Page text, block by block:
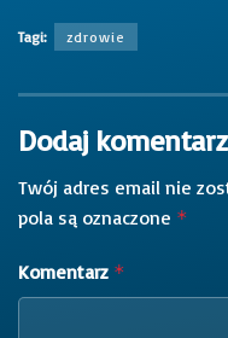
Tagi: zdrowie
Dodaj komentarz
Twój adres email nie
pola są oznaczone *
Komentarz *